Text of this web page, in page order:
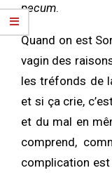
pecum.
Quand on est
vagin des
les tréfonds de
et si ça crie,
et du mal en
comprend,
complication